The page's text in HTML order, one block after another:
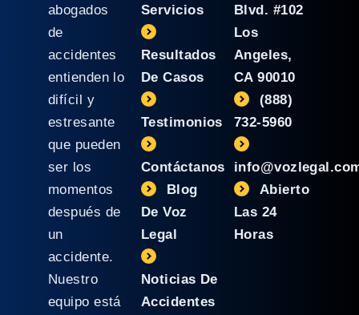
abogados
de
accidentes
entienden lo
difícil y
estresante
que pueden
ser los
momentos
después de
un
accidente.
Nuestro
equipo está
Servicios
Resultados
De Casos
Testimonios
Contáctanos
Blog
De Voz
Legal
Noticias De
Accidentes
Blvd. #102
Los
Angeles,
CA 90010
(888)
732-5960
Abierto
Las 24
Horas